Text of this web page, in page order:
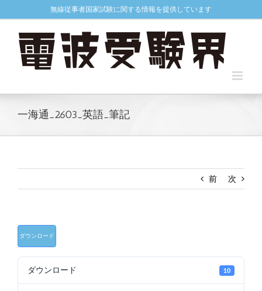
to
無線従事者国家試験に関する情報を提供しています
一海通_2603_英語_筆記
前 次
ダウンロード
ダウンロード 10